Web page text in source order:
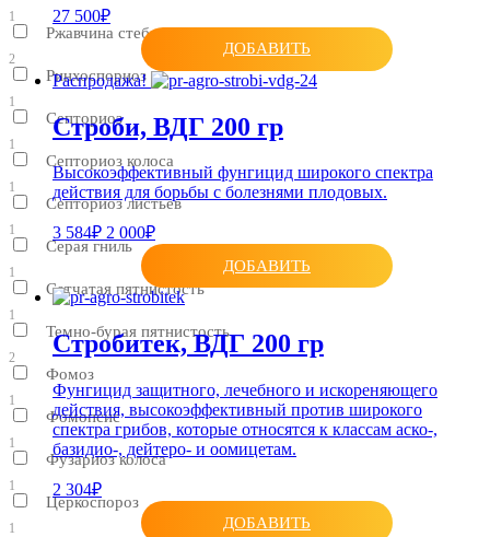
1
Ржавчина стеблевая
2
Ринхоспориоз
1
Септориоз
1
Септориоз колоса
1
Септориоз листьев
1
Серая гниль
1
Сетчатая пятнистость
1
Темно-бурая пятнистость
2
Фомоз
1
Фомопсис
1
Фузариоз колоса
1
Церкоспороз
1
27 500₽
ДОБАВИТЬ
Распродажа!
Строби, ВДГ 200 гр
Высокоэффективный фунгицид широкого спектра
действия для борьбы с болезнями плодовых.
3 584₽ 2 000₽
ДОБАВИТЬ
Стробитек, ВДГ 200 гр
Фунгицид защитного, лечебного и искореняющего
действия, высокоэффективный против широкого
спектра грибов, которые относятся к классам аско-,
базидио-, дейтеро- и оомицетам.
2 304₽
ДОБАВИТЬ